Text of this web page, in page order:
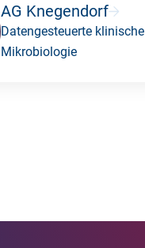
AG Knegendorf
Datengesteuerte klinische
Mikrobiologie